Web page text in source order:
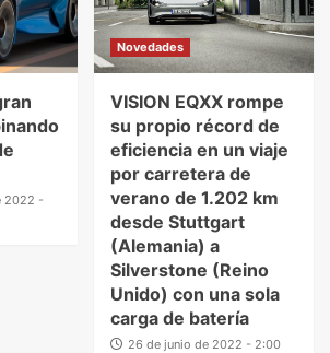
2022 -
Novedades
VISION EQXX rompe
su propio récord de
eficiencia en un viaje
por carretera de
verano de 1.202 km
desde Stuttgart
(Alemania) a
Silverstone (Reino
Unido) con una sola
carga de batería
26 de junio de 2022 - 2:00